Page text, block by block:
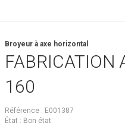
FABRICATION
160
Broyeur à axe horizontal
Référence
E001387
État
Bon état